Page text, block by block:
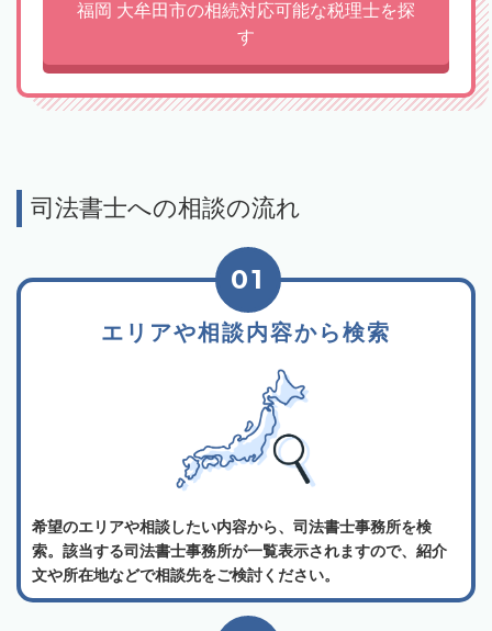
福岡 大牟田市の相続対応可能な税理士を探
す
司法書士への相談の流れ
エリアや相談内容から検索
01
希望のエリアや相談したい内容から、司法書士事務所を検
索。該当する司法書士事務所が一覧表示されますので、紹介
文や所在地などで相談先をご検討ください。